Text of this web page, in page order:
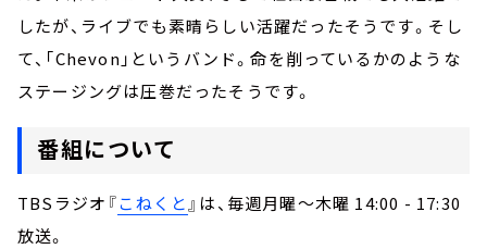
したが、ライブでも素晴らしい活躍だったそうです。そし
て、「Chevon」というバンド。命を削っているかのような
ステージングは圧巻だったそうです。
番組について
TBSラジオ『こねくと』は、毎週月曜～木曜 14:00 - 17:30
放送。